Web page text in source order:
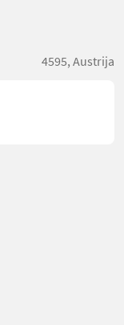
4595, Austrija